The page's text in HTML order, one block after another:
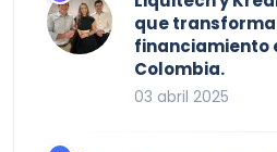
que
financiamiento
Colombia.
03 abril 2025